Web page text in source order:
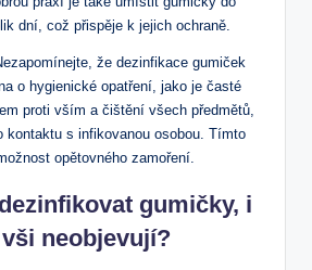
dní, což přispěje k jejich ochraně.
že dezinfikace gumiček
o hygienické opatření, jako je časté
proti vším a čištění všech předmětů,
kontaktu s infikovanou osobou. Tímto
opětovného zamoření.
gumičky, i
neobjevují?